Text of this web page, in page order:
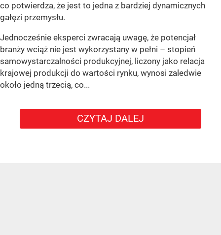
co potwierdza, że jest to jedna z bardziej dynamicznych
gałęzi przemysłu.
Jednocześnie eksperci zwracają uwagę, że potencjał
branży wciąż nie jest wykorzystany w pełni – stopień
samowystarczalności produkcyjnej, liczony jako relacja
krajowej produkcji do wartości rynku, wynosi zaledwie
około jedną trzecią, co...
CZYTAJ DALEJ